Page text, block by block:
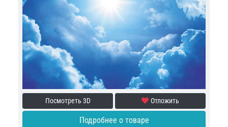
Посмотреть 3D Отложить
Подробнее о товаре